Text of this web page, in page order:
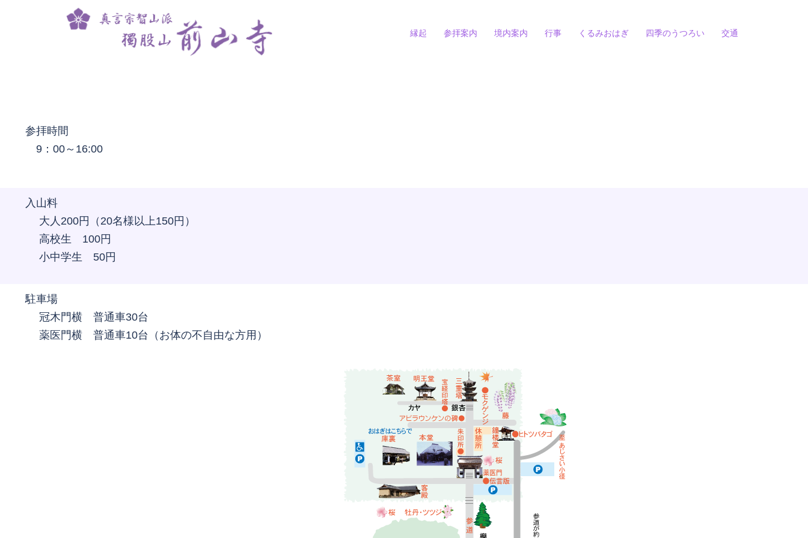
縁起 参拝案内 境内案内 行事 くるみおはぎ 四季のうつろい 交通
参拝時間
9：00～16:00
入山料
大人200円（20名様以上150円）
高校生 100円
小中学生 50円
駐車場
冠木門横 普通車30台
薬医門横 普通車10台（お体の不自由な方用）